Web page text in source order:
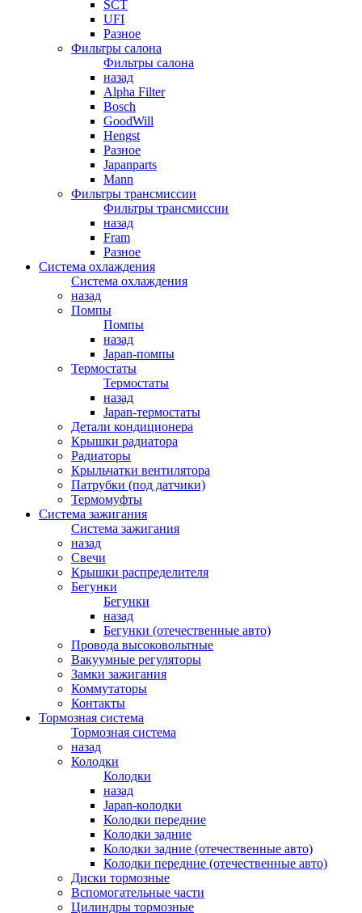
SCT
UFI
Разное
Фильтры салона
Фильтры салона
назад
Alpha Filter
Bosch
GoodWill
Hengst
Разное
Japanparts
Mann
Фильтры трансмиссии
Фильтры трансмиссии
назад
Fram
Разное
Система охлаждения
Система охлаждения
назад
Помпы
Помпы
назад
Japan-помпы
Термостаты
Термостаты
назад
Japan-термостаты
Детали кондиционера
Крышки радиатора
Радиаторы
Крыльчатки вентилятора
Патрубки (под датчики)
Термомуфты
Система зажигания
Система зажигания
назад
Свечи
Крышки распределителя
Бегунки
Бегунки
назад
Бегунки (отечественные авто)
Провода высоковольтные
Вакуумные регуляторы
Замки зажигания
Коммутаторы
Контакты
Тормозная система
Тормозная система
назад
Колодки
Колодки
назад
Japan-колодки
Колодки передние
Колодки задние
Колодки задние (отечественные авто)
Колодки передние (отечественные авто)
Диски тормозные
Вспомогательные части
Цилиндры тормозные